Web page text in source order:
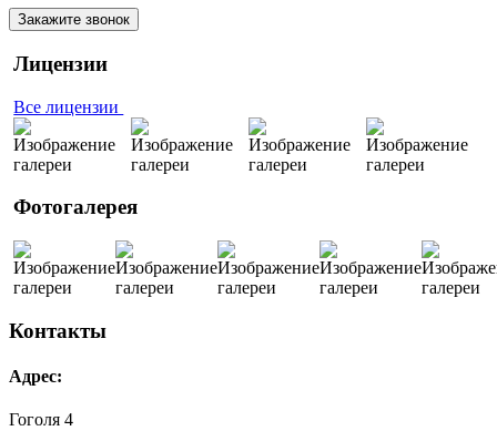
Закажите звонок
Лицензии
Все лицензии
Фотогалерея
Контакты
Адрес:
Гоголя 4